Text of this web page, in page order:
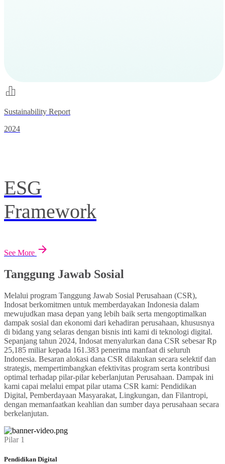
Sustainability Report
2024
ESG
Framework
See More
Tanggung Jawab Sosial
Melalui program Tanggung Jawab Sosial Perusahaan (CSR),
Indosat berkomitmen untuk memberdayakan Indonesia dalam
mewujudkan masa depan yang lebih baik serta mengoptimalkan
dampak sosial dan ekonomi dari kehadiran perusahaan, khususnya
di bidang yang selaras dengan bisnis inti kami di teknologi digital.
Sepanjang tahun 2024, Indosat menyalurkan dana CSR sebesar Rp
25,185 miliar kepada 161.383 penerima manfaat di seluruh
Indonesia. Besaran alokasi dana CSR dilakukan secara selektif dan
strategis, mempertimbangkan efektivitas program serta kontribusi
optimal terhadap pilar-pilar keberlanjutan Perusahaan. Dampak ini
kami capai melalui empat pilar utama CSR kami: Pendidikan
Digital, Pemberdayaan Masyarakat, Lingkungan, dan Filantropi,
dengan memanfaatkan keahlian dan sumber daya perusahaan secara
berkelanjutan.
Pilar 1
Pendidikan Digital